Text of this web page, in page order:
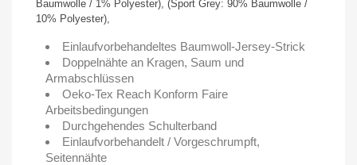
Baumwolle / 1% Polyester), (Sport Grey: 90% Baumwolle /
10% Polyester),
Einlaufvorbehandeltes Baumwoll-Jersey-Strick
Doppelnähte an Kragen, Saum und
Armabschlüssen
Oeko-Tex Reach Konform Faire
Arbeitsbedingungen
Durchgehendes Schulterband
Einlaufvorbehandelt / Vorgeschrumpft,
Seitennähte